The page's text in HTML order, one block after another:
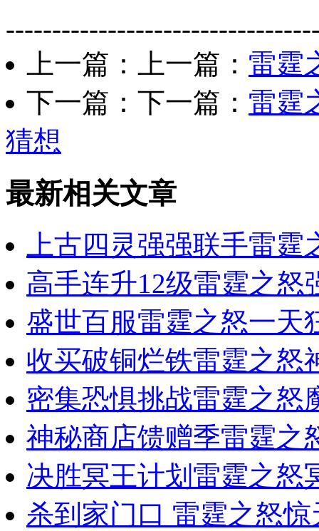
上一篇：上一篇： 雷霆
下一篇：下一篇： 雷霆
猜想
最新相关文章
上古四灵强强联手雷
高手连升12级雷霆之怒
盛世百服雷霆之怒一天
收买破铜烂铁雷霆之怒
密集恐惧挑战雷霆之怒
神秘商店馈赠季雷霆之
决胜冥王计划雷霆之怒
杀到家门口 雷霆之怒